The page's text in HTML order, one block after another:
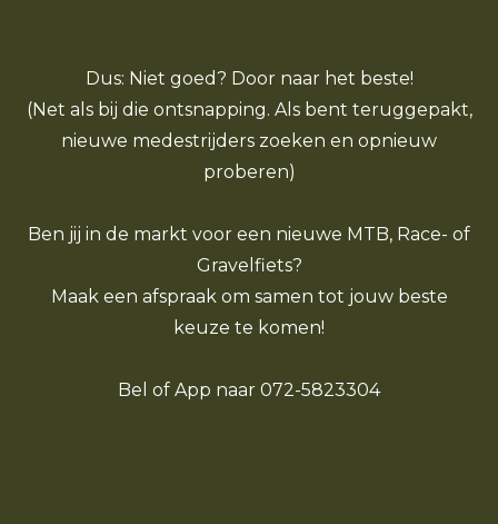
Dus: Niet goed? Door naar het beste!
(Net als bij die ontsnapping. Als bent teruggepakt,
nieuwe medestrijders zoeken en opnieuw
proberen)
Ben jij in de markt voor een nieuwe MTB, Race- of
Gravelfiets?
Maak een afspraak om samen tot jouw beste
keuze te komen!
Bel of App naar 072-5823304